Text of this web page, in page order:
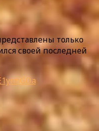
только
своей последней